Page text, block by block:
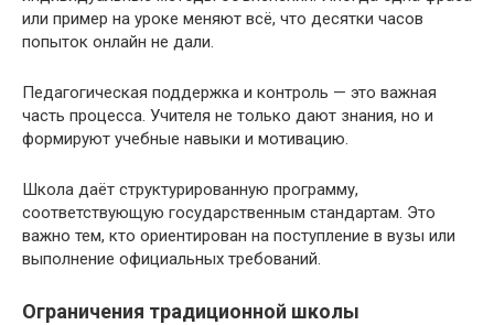
или пример на уроке меняют всё, что десятки часов
попыток онлайн не дали.
Педагогическая поддержка и контроль — это важная
часть процесса. Учителя не только дают знания, но и
формируют учебные навыки и мотивацию.
Школа даёт структурированную программу,
соответствующую государственным стандартам. Это
важно тем, кто ориентирован на поступление в вузы или
выполнение официальных требований.
Ограничения традиционной школы